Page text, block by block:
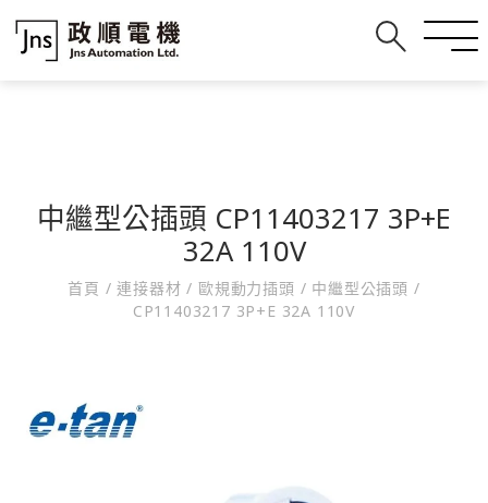
中繼型公插頭 CP11403217 3P+E
32A 110V
首頁 / 連接器材/ 歐規動力插頭 / 中繼型公插頭 /
CP11403217 3P+E 32A 110V